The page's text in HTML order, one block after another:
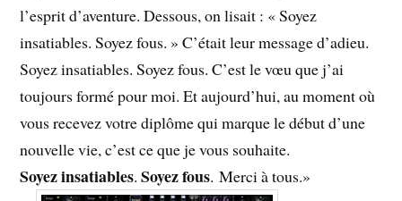
l’esprit d’aventure. Dessous, on lisait : « Soyez
insatiables. Soyez fous. » C’était leur message d’adieu.
Soyez insatiables. Soyez fous. C’est le vœu que j’ai
toujours formé pour moi. Et aujourd’hui, au moment où
vous recevez votre diplôme qui marque le début d’une
nouvelle vie, c’est ce que je vous souhaite.
Soyez insatiables.Soyez fous. Merci à tous.»